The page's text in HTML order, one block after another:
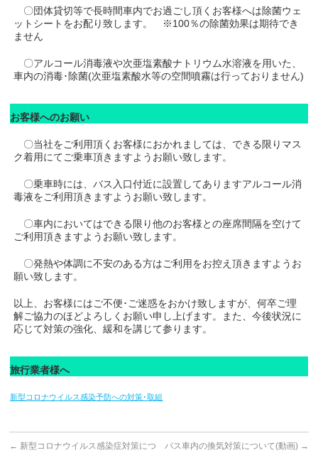
〇団体貸切等で長時間車内でお過ごし頂くお客様へは除菌ウェ
ットシートをお配り致します。 ※100％の除菌効果は期待でき
ません
〇アルコール消毒液や次亜塩素酸ナトリウム水溶液を用いた、
車内の消毒･除菌(次亜塩素酸水等の空間噴霧は行っておりません)
お客様へのお願い
〇当社をご利用頂くお客様におかれましては、できる限りマス
ク着用にてご乗車頂きますようお願い致します。
〇乗車時には、バス入口付近に設置してありますアルコール消
毒液をご利用頂きますようお願い致します。
〇車内においてはできる限り他のお客様との座席間隔を空けて
ご利用頂きますようお願い致します。
〇発熱や体調に不安のある方はご利用をお控え頂きますようお
願い致します。
以上、お客様にはご不便･ご迷惑をおかけ致しますが、何卒ご理
解ご協力のほどよろしくお願い申し上げます。また、今後状況に
応じて対策の強化、緩和を講じて参ります。
旅行業者様へ
新型コロナウイルス感染予防への対策･取組
← 新型コロナウイルス感染症対策につ
バス車内の換気対策について(動画) →